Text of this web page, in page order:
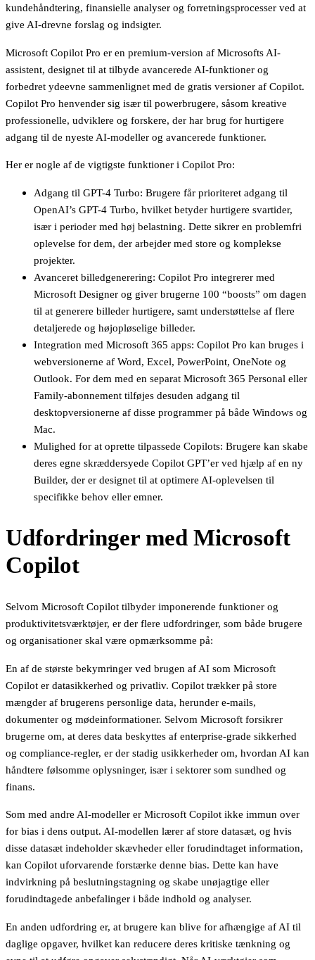
kundehåndtering, finansielle analyser og forretningsprocesser ved at
give AI-drevne forslag og indsigter.
Microsoft Copilot Pro er en premium-version af Microsofts AI-
assistent, designet til at tilbyde avancerede AI-funktioner og
forbedret ydeevne sammenlignet med de gratis versioner af Copilot.
Copilot Pro henvender sig især til powerbrugere, såsom kreative
professionelle, udviklere og forskere, der har brug for hurtigere
adgang til de nyeste AI-modeller og avancerede funktioner.
Her er nogle af de vigtigste funktioner i Copilot Pro:
Adgang til GPT-4 Turbo: Brugere får prioriteret adgang til
OpenAI’s GPT-4 Turbo, hvilket betyder hurtigere svartider,
især i perioder med høj belastning. Dette sikrer en problemfri
oplevelse for dem, der arbejder med store og komplekse
projekter.
Avanceret billedgenerering: Copilot Pro integrerer med
Microsoft Designer og giver brugerne 100 “boosts” om dagen
til at generere billeder hurtigere, samt understøttelse af flere
detaljerede og højopløselige billeder.
Integration med Microsoft 365 apps: Copilot Pro kan bruges i
webversionerne af Word, Excel, PowerPoint, OneNote og
Outlook. For dem med en separat Microsoft 365 Personal eller
Family-abonnement tilføjes desuden adgang til
desktopversionerne af disse programmer på både Windows og
Mac.
Mulighed for at oprette tilpassede Copilots: Brugere kan skabe
deres egne skræddersyede Copilot GPT’er ved hjælp af en ny
Builder, der er designet til at optimere AI-oplevelsen til
specifikke behov eller emner.
Udfordringer med Microsoft
Copilot
Selvom Microsoft Copilot tilbyder imponerende funktioner og
produktivitetsværktøjer, er der flere udfordringer, som både brugere
og organisationer skal være opmærksomme på:
En af de største bekymringer ved brugen af AI som Microsoft
Copilot er datasikkerhed og privatliv. Copilot trækker på store
mængder af brugerens personlige data, herunder e-mails,
dokumenter og mødeinformationer. Selvom Microsoft forsikrer
brugerne om, at deres data beskyttes af enterprise-grade sikkerhed
og compliance-regler, er der stadig usikkerheder om, hvordan AI kan
håndtere følsomme oplysninger, især i sektorer som sundhed og
finans.
Som med andre AI-modeller er Microsoft Copilot ikke immun over
for bias i dens output. AI-modellen lærer af store datasæt, og hvis
disse datasæt indeholder skævheder eller forudindtaget information,
kan Copilot uforvarende forstærke denne bias. Dette kan have
indvirkning på beslutningstagning og skabe unøjagtige eller
forudindtagede anbefalinger i både indhold og analyser.
En anden udfordring er, at brugere kan blive for afhængige af AI til
daglige opgaver, hvilket kan reducere deres kritiske tænkning og